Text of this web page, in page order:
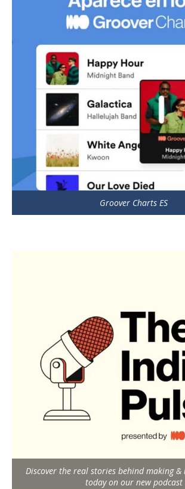
Groover Charts ES
Discover the real stories behind making &
today on our new podcast